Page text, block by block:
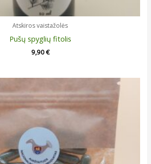
Atskiros vaistažolės
Pušų spyglių fitolis
9,90€